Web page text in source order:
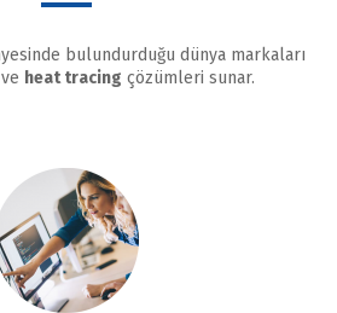
bulundurduğu dünya markaları
ve heat tracing çözümleri sunar.